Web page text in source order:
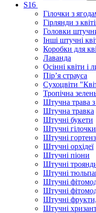
S16
Гілочки з
Гірлянди з
Головки
Інші штучні
Коробки для
Лаванда
Осінні квіти і
Пір’я страуса
Сухоцвіти
Тропічна
Штучна трава з
Штучна травка
Штучні букети
Штучні гілочки
Штучні
Штучні орхідеї
Штучні піони
Штучні
Штучні
Штучні
Штучні
Штучні
Штучні